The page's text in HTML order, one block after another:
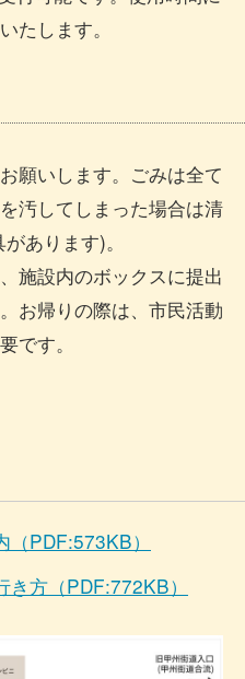
たします。
願いします。ごみは全て
汚してしまった場合は清
あります)。
施設内のボックスに提出
お帰りの際は、市民活動
です。
PDF:573KB）
方（PDF:772KB）